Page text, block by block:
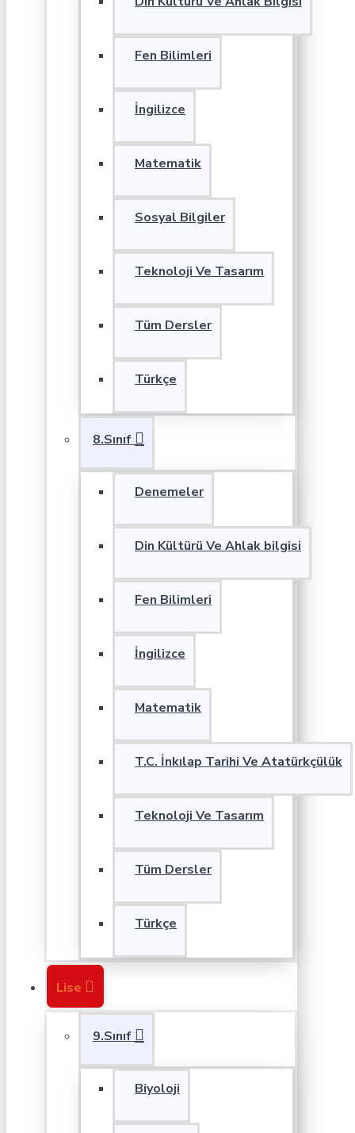
Fen Bilimleri
İngilizce
Matematik
Sosyal Bilgiler
Teknoloji Ve Tasarım
Tüm Dersler
Türkçe
8.Sınıf
Denemeler
Din Kültürü Ve Ahlak bilgisi
Fen Bilimleri
İngilizce
Matematik
T.C. İnkılap Tarihi Ve Atatürkçülük
Teknoloji Ve Tasarım
Tüm Dersler
Türkçe
Lise
9.Sınıf
Biyoloji